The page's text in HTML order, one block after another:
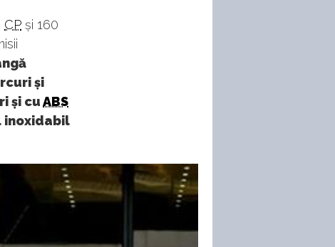
CP și 160
și
și cuABS
inoxidabil